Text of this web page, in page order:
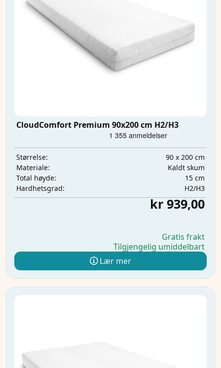
CloudComfort Premium 90x200 cm H2/H3
Størrelse:
90 x 200 cm
Materiale:
Kaldt skum
Total høyde:
15 cm
Hardhetsgrad:
H2/H3
kr 939,00
Gratis frakt
Tilgjengelig umiddelbart
Lær mer